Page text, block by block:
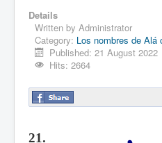
English
Português
Details
Written by Administrator
Category: Los nombres de Alá
Published: 21 August 2022
Hits: 2664
21.